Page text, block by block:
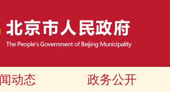
动态 政务公开